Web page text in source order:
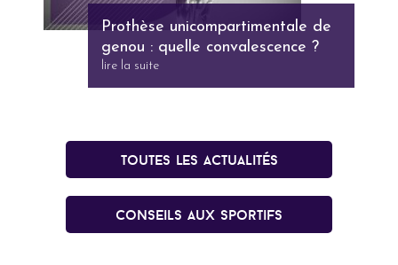
Prothèse unicompartimentale de
genou : quelle convalescence ?
lire la suite
Toutes les actualités
conseils aux sportifs